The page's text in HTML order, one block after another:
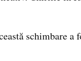
schimbare